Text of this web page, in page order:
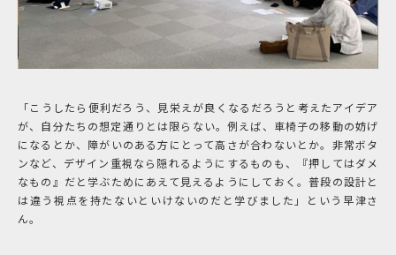
「こうしたら便利だろう、見栄えが良くなるだろうと考えたアイデア
が、自分たちの想定通りとは限らない。例えば、車椅子の移動の妨げ
になるとか、障がいのある方にとって高さが合わないとか。非常ボタ
ンなど、デザイン重視なら隠れるようにするものも、『押してはダメ
なもの』だと学ぶためにあえて見えるようにしておく。普段の設計と
は違う視点を持たないといけないのだと学びました」という早津さ
ん。